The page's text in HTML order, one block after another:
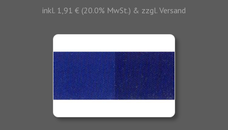
inkl. 1,91 € (20.0% MwSt.) & zzgl. Versand